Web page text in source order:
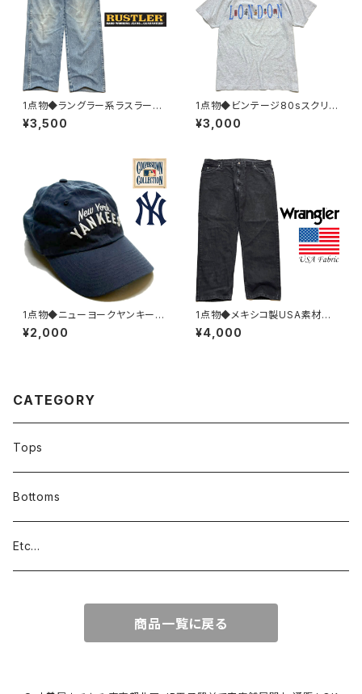
1点物◆ラングラー系ラスラーR
USTLERデニムパンツ薄青ジー
ンズ古着36メンズXLレディース
¥3,500
1点物◆ビンテージ80sスクリー
ンスターズLONDONプリントT
シャツ古着メンズMLレディース
¥3,000
1点物◆ニューヨークヤンキース
NYロゴ紺ベースボールキャップ
古着メンズレディースOKアメカ
¥2,000
1点物◆メキシコ製USA素材ラ
ングラー黒ブラックジーンズ古
着メンズレディースOKアメカジ/
¥4,000
CATEGORY
Tops
Bottoms
Etc...
商品一覧に戻る